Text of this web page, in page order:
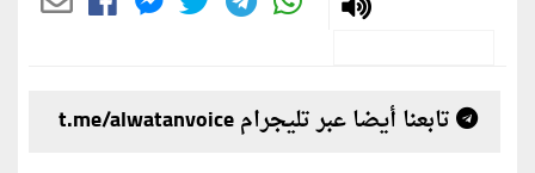
تابعنا أيضا عبر تليجرام t.me/alwatanvoice